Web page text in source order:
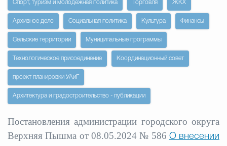
Избирательная
Общественная
Спорт, туризм и молодежная политика Торговля ЖКХ
Архивное дело Социальная политика Культура Финансы
Сельские территории Муниципальные программы
Технологическое присоединение Координационный совет
проект планировки УАиГ
Архитектура и градостроительство - публикации
Постановления администрации городского округа
Верхняя Пышма от 08.05.2024 № 586 О внесении